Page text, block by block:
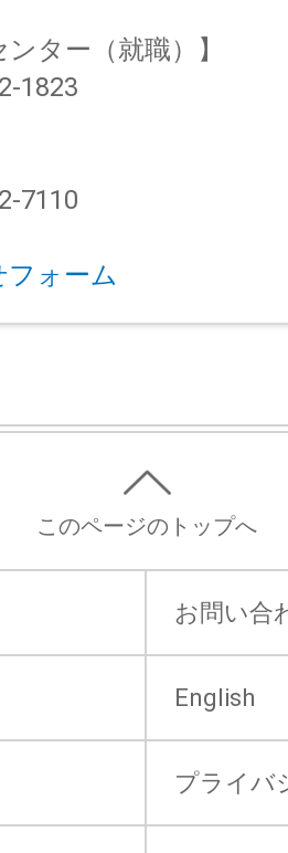
ンター（就職）】
1823
7110
ォーム
このページのトップへ
お問い合
English
プライバ